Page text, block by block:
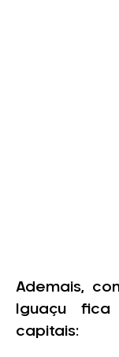
Ademais,
Iguaçu
capitais: